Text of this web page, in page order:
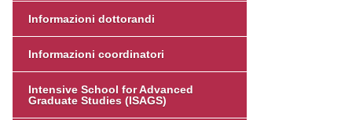
Informazioni dottorandi
Informazioni coordinatori
Intensive School for Advanced
Graduate Studies (ISAGS)